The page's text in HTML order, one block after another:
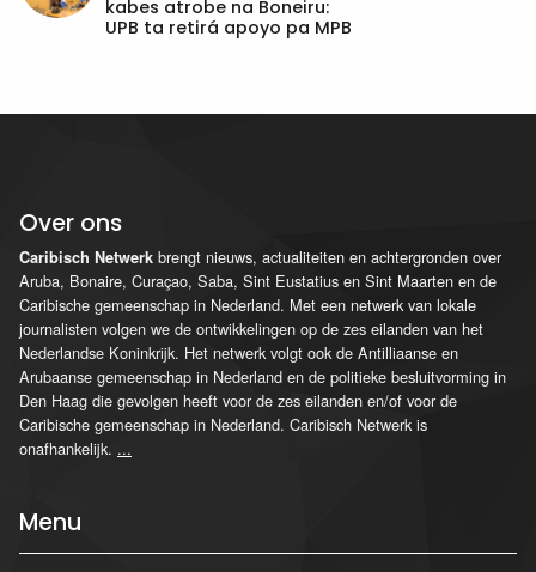
kabes atrobe na Boneiru:
UPB ta retirá apoyo pa MPB
Over ons
Caribisch Netwerk brengt nieuws, actualiteiten en achtergronden over
Aruba, Bonaire, Curaçao, Saba, Sint Eustatius en Sint Maarten en de
Caribische gemeenschap in Nederland. Met een netwerk van lokale
journalisten volgen we de ontwikkelingen op de zes eilanden van het
Nederlandse Koninkrijk. Het netwerk volgt ook de Antilliaanse en
Arubaanse gemeenschap in Nederland en de politieke besluitvorming in
Den Haag die gevolgen heeft voor de zes eilanden en/of voor de
Caribische gemeenschap in Nederland. Caribisch Netwerk is
onafhankelijk. ...
Menu